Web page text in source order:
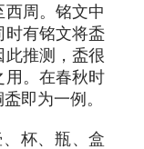
周。铭文中
时有铭文将盉
推测，盉很
用。在春秋时
即为一例。
、杯、瓶、盒